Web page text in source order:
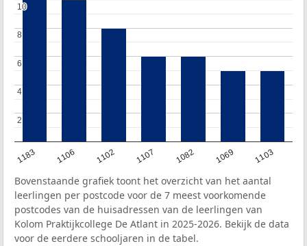
1183 1106 1102 1107 1082 1069 1103
2
2
4
4
6
6
8
8
10
10
Bovenstaande grafiek toont het overzicht van het aantal
leerlingen per postcode voor de 7 meest voorkomende
postcodes van de huisadressen van de leerlingen van
Kolom Praktijkcollege De Atlant in 2025-2026. Bekijk de data
voor de eerdere schooljaren in de tabel.